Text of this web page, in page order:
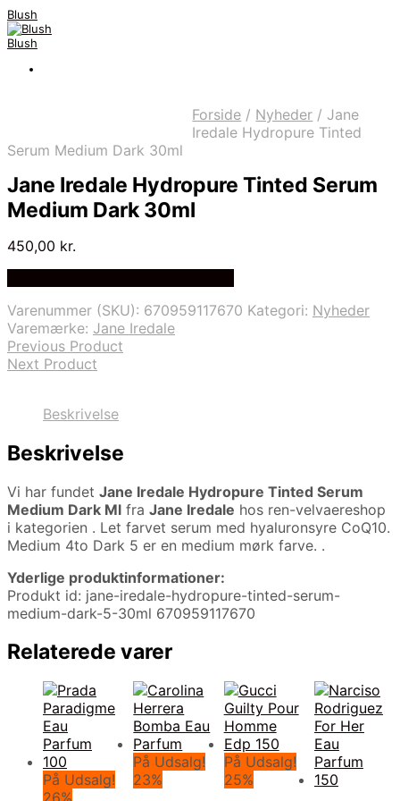
Blush
Blush
Forside / Nyheder / Jane
Iredale Hydropure Tinted
Serum Medium Dark 30ml
Jane Iredale Hydropure Tinted Serum
Medium Dark 30ml
450,00 kr.
Varenummer (SKU): 670959117670 Kategori: Nyheder
Varemærke: Jane Iredale
Previous Product
Next Product
Beskrivelse
Beskrivelse
Vi har fundet Jane Iredale Hydropure Tinted Serum
Medium Dark Ml fra Jane Iredale hos ren-velvaereshop
i kategorien . Let farvet serum med hyaluronsyre CoQ10.
Medium 4to Dark 5 er en medium mørk farve. .
Yderlige produktinformationer:
Produkt id: jane-iredale-hydropure-tinted-serum-
medium-dark-5-30ml 670959117670
Relaterede varer
På Udsalg!
På Udsalg!
23%
På Udsalg!
25%